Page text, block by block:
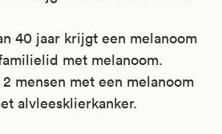
40 jaar krijgt een melanoom
met melanoom.
mensen met een melanoom
alvleesklierkanker.